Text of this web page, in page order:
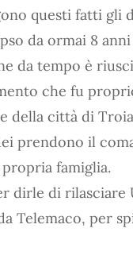
questi fatti gli
da ormai 8
da tempo è
che fu
della città di
prendono il
famiglia.
dirle di rilasciare
Telemaco, per